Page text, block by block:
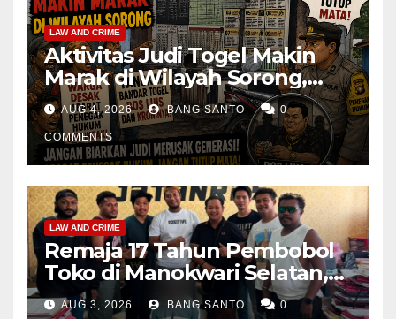
LAW AND CRIME
Aktivitas Judi Togel Makin
Marak di Wilayah Sorong,
Warga Desak Aparat Segera
Tangkap Bandar Luis dan
Kroninya
AUG 4, 2026 BANG SANTO 0
COMMENTS
LAW AND CRIME
Remaja 17 Tahun Pembobol
Toko di Manokwari Selatan,
Akhirnya Diamankan Tim
AUG 3, 2026 BANG SANTO 0